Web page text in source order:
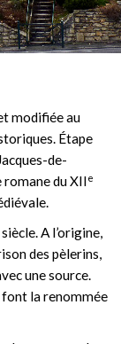
modifiée au
Étape
de-
romane du XIIe
siècle. A l’origine,
des pèlerins,
une source.
font la renommée